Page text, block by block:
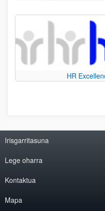
HR
Irisgarritasuna
Lege oharra
Kontaktua
Mapa